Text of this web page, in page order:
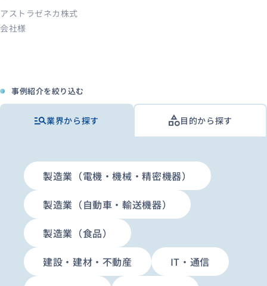
アストラゼネカ株式
会社様
事例紹介を絞り込む
業界から探す 目的から探す
製造業（電機・機械・精密機器）
製造業（自動車・輸送機器）
製造業（食品）
建設・建材・不動産
IT・通信